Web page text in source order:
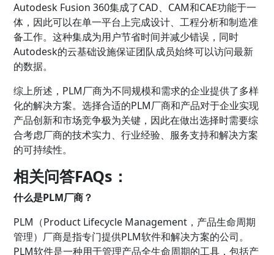
Autodesk Fusion 360集成了CAD、CAM和CAE功能于一
体，因此可以在单一平台上完成设计、工程分析和制造准
备工作。这种集成为用户节省时间并减少错误，同时
Autodesk的云基础设施保证团队成员始终可以访问最新
的数据。
综上所述，PLM厂商为不同规模和需求的企业提供了多样
化的解决方案。选择合适的PLM厂商和产品对于企业实现
产品创新和市场竞争极为关键，因此在做出选择时需要综
合考虑厂商的技术实力、行业经验、服务支持和解决方案
的可持续性。
相关问答FAQs：
什么是PLM厂商？
PLM（Product Lifecycle Management，产品生命周期
管理）厂商是指专门提供PLM软件和解决方案的公司。
PLM软件是一种用于管理产品全生命周期的工具，包括产